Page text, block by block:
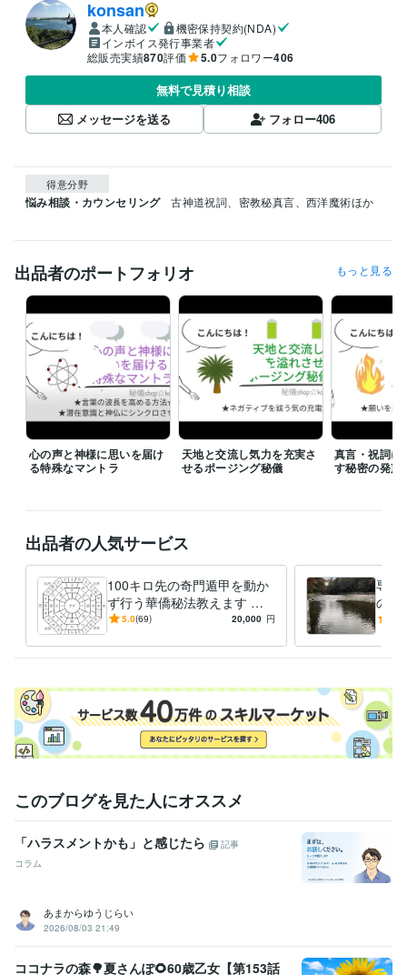
konsan
本人確認
機密保持契約(NDA)
インボイス発行事業者
総販売実績870評価 5.0フォロワー406
無料で見積り相談
メッセージを送る
フォロー406
得意分野
悩み相談・カウンセリング 古神道祝詞、密教秘真言、西洋魔術ほか
出品者のポートフォリオ もっと見る
心の声と神様に思いを届け
る特殊なマントラ
天地と交流し気力を充実さ
せるポージング秘儀
真言・祝詞に
す秘密の発声
出品者の人気サービス
100キロ先の奇門遁甲を動か
ず行う華僑秘法教えます 直
伝☆遠方へ旅行しなくても方
5.0(69) 20,000 円
専用
のご
このブログを見た人にオススメ
「ハラスメントかも」と感じたら
記事
コラム
あまからゆうじらい
2026/08/03 21:49
ココナラの森🌳夏さんぽ🌻60歳乙女【第153話